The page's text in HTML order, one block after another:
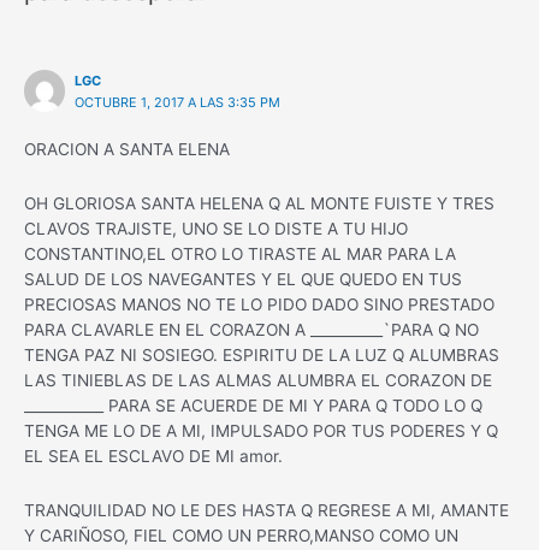
LGC
OCTUBRE 1, 2017 A LAS 3:35 PM
ORACION A SANTA ELENA
OH GLORIOSA SANTA HELENA Q AL MONTE FUISTE Y TRES
CLAVOS TRAJISTE, UNO SE LO DISTE A TU HIJO
CONSTANTINO,EL OTRO LO TIRASTE AL MAR PARA LA
SALUD DE LOS NAVEGANTES Y EL QUE QUEDO EN TUS
PRECIOSAS MANOS NO TE LO PIDO DADO SINO PRESTADO
PARA CLAVARLE EN EL CORAZON A __________`PARA Q NO
TENGA PAZ NI SOSIEGO. ESPIRITU DE LA LUZ Q ALUMBRAS
LAS TINIEBLAS DE LAS ALMAS ALUMBRA EL CORAZON DE
___________ PARA SE ACUERDE DE MI Y PARA Q TODO LO Q
TENGA ME LO DE A MI, IMPULSADO POR TUS PODERES Y Q
EL SEA EL ESCLAVO DE MI amor.
TRANQUILIDAD NO LE DES HASTA Q REGRESE A MI, AMANTE
Y CARIÑOSO, FIEL COMO UN PERRO,MANSO COMO UN